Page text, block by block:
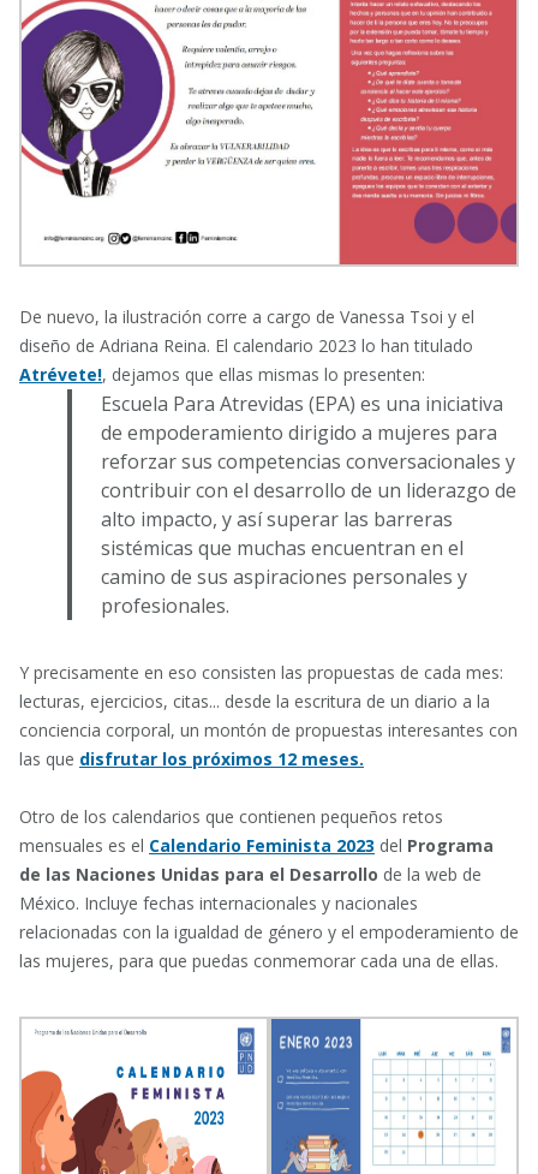
De nuevo, la ilustración corre a cargo de Vanessa Tsoi y el
diseño de Adriana Reina. El calendario 2023 lo han titulado
Atrévete!, dejamos que ellas mismas lo presenten:
Escuela Para Atrevidas (EPA) es una iniciativa
de empoderamiento dirigido a mujeres para
reforzar sus competencias conversacionales y
contribuir con el desarrollo de un liderazgo de
alto impacto, y así superar las barreras
sistémicas que muchas encuentran en el
camino de sus aspiraciones personales y
profesionales.
Y precisamente en eso consisten las propuestas de cada mes:
lecturas, ejercicios, citas... desde la escritura de un diario a la
conciencia corporal, un montón de propuestas interesantes con
las que disfrutar los próximos 12 meses.
Otro de los calendarios que contienen pequeños retos
mensuales es el Calendario Feminista 2023 del Programa
de las Naciones Unidas para el Desarrollo de la web de
México. Incluye fechas internacionales y nacionales
relacionadas con la igualdad de género y el empoderamiento de
las mujeres, para que puedas conmemorar cada una de ellas.